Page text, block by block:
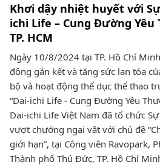
Khơi dậy nhiệt huyết với
ichi Life – Cung Đường Yêu
TP. HCM
Ngày 10/8/2024 tại TP. Hồ Chí
động gắn kết và tăng sức lan tỏa
bộ và hoạt động thể dục thể thao
“Dai-ichi Life - Cung Đường Yêu
Dai-ichi Life Việt Nam đã tổ chức
vượt chướng ngại vật với chủ đề
giới hạn”, tại Công viên Ravopark,
Thành phố Thủ Đức, TP. Hồ Chí